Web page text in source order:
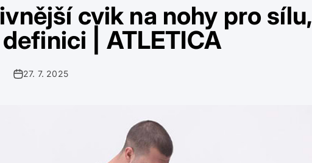
cvik na nohy pro sílu,
| ATLETICA
27. 7. 2025